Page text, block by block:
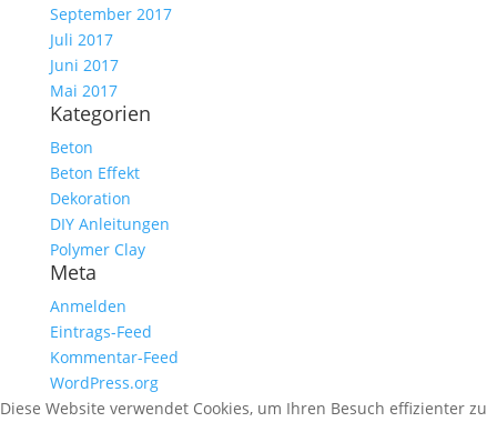
September 2017
Juli 2017
Juni 2017
Mai 2017
Kategorien
Beton
Beton Effekt
Dekoration
DIY Anleitungen
Polymer Clay
Meta
Anmelden
Eintrags-Feed
Kommentar-Feed
WordPress.org
Diese Website verwendet Cookies, um Ihren Besuch effizienter zu